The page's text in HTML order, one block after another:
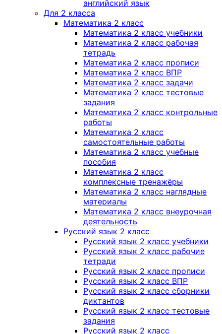
английский язык
Для 2 класса
Математика 2 класс
Математика 2 класс учебники
Математика 2 класс рабочая
тетрадь
Математика 2 класс прописи
Математика 2 класс ВПР
Математика 2 класс задачи
Математика 2 класс тестовые
задания
Математика 2 класс контрольные
работы
Математика 2 класс
самостоятельные работы
Математика 2 класс учебные
пособия
Математика 2 класс
комплексные тренажёры
Математика 2 класс наглядные
материалы
Математика 2 класс внеурочная
деятельность
Русский язык 2 класс
Русский язык 2 класс учебники
Русский язык 2 класс рабочие
тетради
Русский язык 2 класс прописи
Русский язык 2 класс ВПР
Русский язык 2 класс сборники
диктантов
Русский язык 2 класс тестовые
задания
Русский язык 2 класс